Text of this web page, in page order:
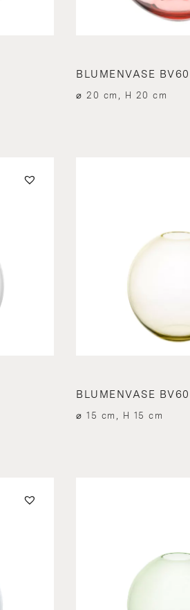
BLUMENVASE
⌀ 20 cm, H 20 cm
BLUMENVASE
⌀ 15 cm, H 15 cm